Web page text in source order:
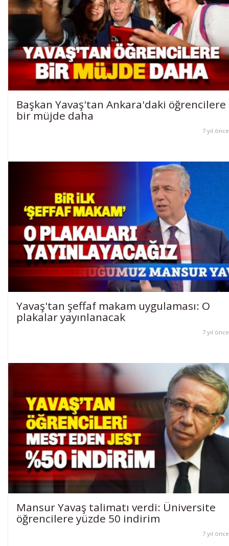
Başkan Yavaş'tan Ankara'daki öğrencilere
bir müjde daha
7 yıl önce
Yavaş'tan şeffaf makam uygulaması: O
plakalar yayınlanacak
7 yıl önce
Mansur Yavaş talimatı verdi: Üniversite
öğrencilere yüzde 50 indirim
7 yıl önce